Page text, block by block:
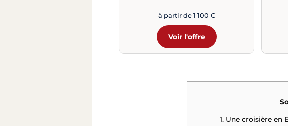
à partir de 1 100 €
Voir l'offre
1. Une croisière en